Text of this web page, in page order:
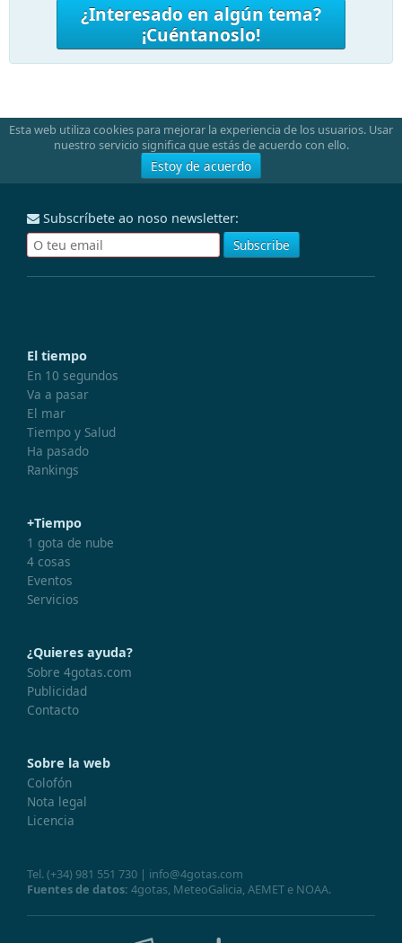
¿Interesado en algún tema?
¡Cuéntanoslo!
Esta web utiliza cookies para mejorar la experiencia de los usuarios. Usar
nuestro servicio significa que estás de acuerdo con ello.
Estoy de acuerdo
Subscríbete ao noso newsletter:
El tiempo
En 10 segundos
Va a pasar
El mar
Tiempo y Salud
Ha pasado
Rankings
+Tiempo
1 gota de nube
4 cosas
Eventos
Servicios
¿Quieres ayuda?
Sobre 4gotas.com
Publicidad
Contacto
Sobre la web
Colofón
Nota legal
Licencia
Tel.(+34) 981 551 730 | info@4gotas.com
Fuentes de datos: 4gotas, MeteoGalicia,AEMET e NOAA.